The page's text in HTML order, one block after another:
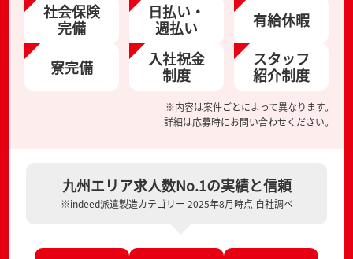
社会保険
完備
日払い・
週払い 有給休暇
寮完備 入社祝金
制度
スタッフ
紹介制度
※内容は案件ごとによって異なります。
詳細は応募時にお問い合わせください。
九州エリア求人数No.1の実績と信頼
※indeed派遣製造カテゴリー 2025年8月時点 自社調べ